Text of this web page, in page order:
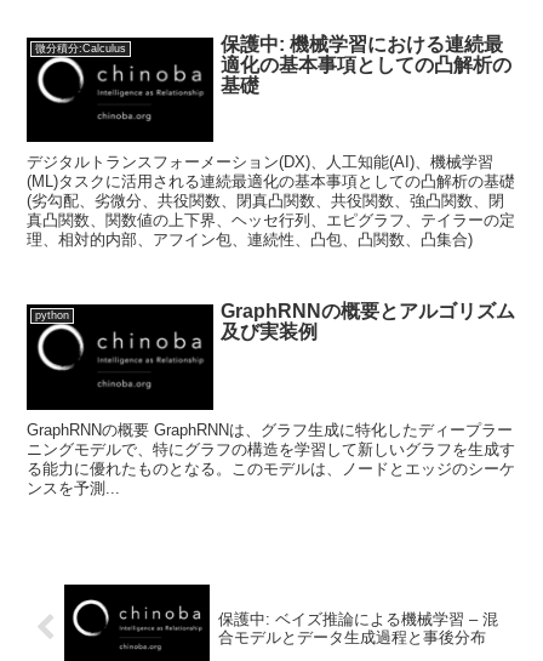
微分積分:Calculus
保護中: 機械学習における連続最
適化の基本事項としての凸解析の
基礎
デジタルトランスフォーメーション(DX)、人工知能(AI)、機械学習
(ML)タスクに活用される連続最適化の基本事項としての凸解析の基礎
(劣勾配、劣微分、共役関数、閉真凸関数、共役関数、強凸関数、閉
真凸関数、関数値の上下界、ヘッセ行列、エピグラフ、テイラーの定
理、相対的内部、アフイン包、連続性、凸包、凸関数、凸集合)
python
GraphRNNの概要とアルゴリズム
及び実装例
GraphRNNの概要 GraphRNNは、グラフ生成に特化したディープラー
ニングモデルで、特にグラフの構造を学習して新しいグラフを生成す
る能力に優れたものとなる。このモデルは、ノードとエッジのシーケ
ンスを予測...
保護中: ベイズ推論による機械学習 – 混
合モデルとデータ生成過程と事後分布